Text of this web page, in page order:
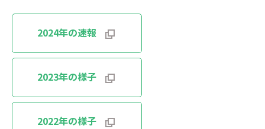
2024年の速報
2023年の様子
2022年の様子